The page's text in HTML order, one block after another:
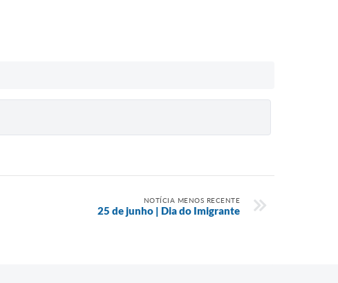
NOTÍCIA MENOS RECENTE
25 de junho | Dia do Imigrante